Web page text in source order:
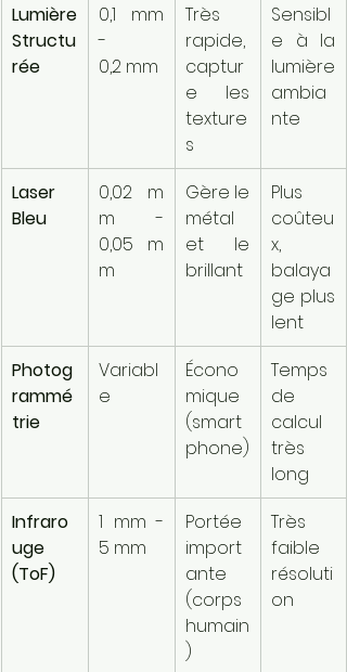
Lumière
Structu
rée
0,1 mm
-
0,2 mm
Très
rapide,
captur
e les
texture
s
Sensibl
e à la
lumière
ambia
nte
Laser
Bleu
0,02 m
m -
0,05 m
m
Gère le
métal
et le
brillant
Plus
coûteu
x,
balaya
ge plus
lent
Photog
rammé
trie
Variabl
e
Écono
mique
(smart
phone)
Temps
de
calcul
très
long
Infraro
uge
(ToF)
1 mm -
5 mm
Portée
import
ante
(corps
humain
)
Très
faible
résoluti
on